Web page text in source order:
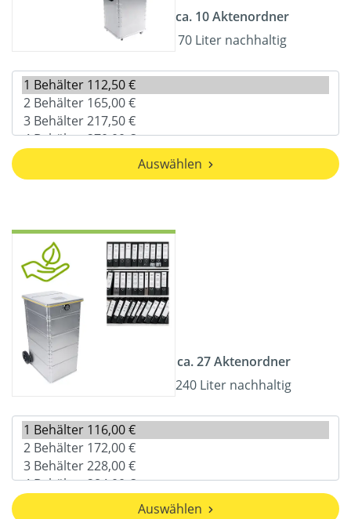
ca. 10 Aktenordner
70 Liter nachhaltig
Auswählen
ca. 27 Aktenordner
240 Liter nachhaltig
Auswählen